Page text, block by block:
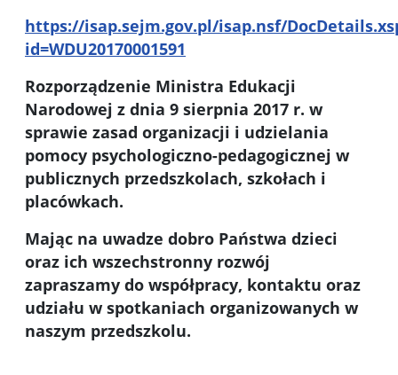
https://isap.sejm.gov.pl/isap.nsf/
id=WDU20170001591
Rozporządzenie Ministra Edukacji
Narodowej z dnia 9 sierpnia 2017 r. w
sprawie zasad organizacji i udzielania
pomocy psychologiczno-pedagogicznej w
publicznych przedszkolach, szkołach i
placówkach.
Mając na uwadze dobro Państwa dzieci
oraz ich wszechstronny rozwój
zapraszamy do współpracy, kontaktu oraz
udziału w spotkaniach organizowanych w
naszym przedszkolu.